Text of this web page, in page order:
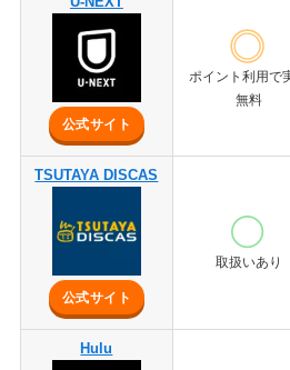
公式サイト
ポイント利用で
無料
TSUTAYA DISCAS
公式サイト
取扱いあり
Hulu